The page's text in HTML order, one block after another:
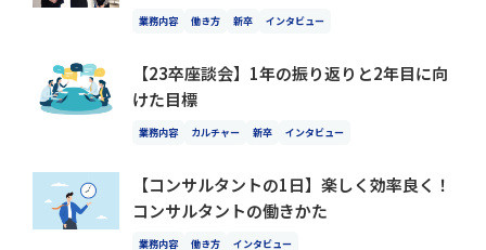
業務内容 働き方 新卒 インタビュー
【23卒座談会】1年の振り返りと2年目に向
けた目標
業務内容 カルチャー 新卒 インタビュー
【コンサルタントの1日】楽しく効率良く！
コンサルタントの働きかた
業務内容 働き方 インタビュー